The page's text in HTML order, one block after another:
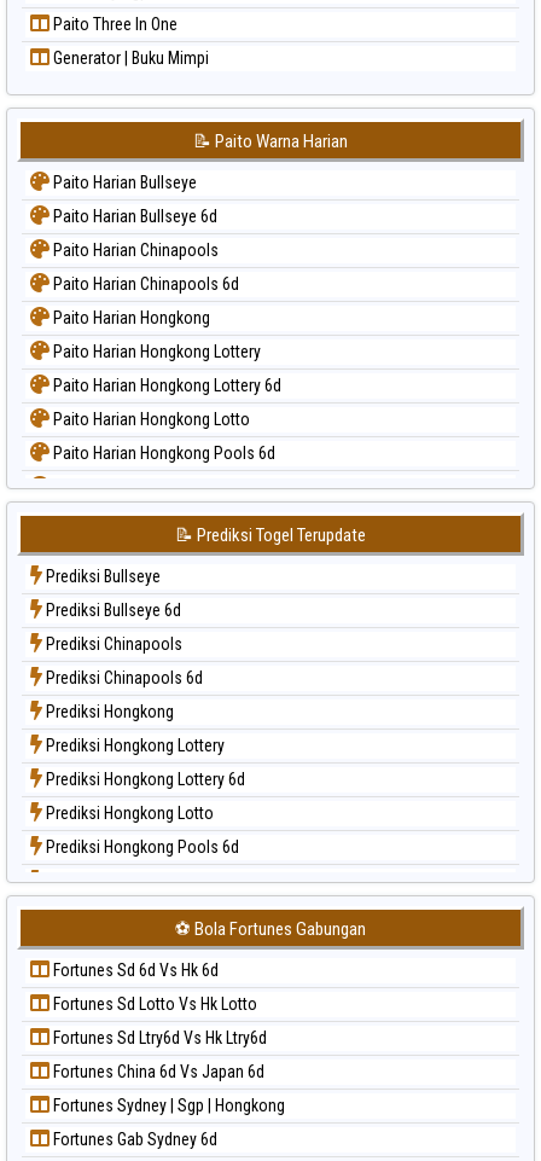
Paito Three In One
Generator | Buku Mimpi
📝 Paito Warna Harian
Paito Harian Bullseye
Paito Harian Bullseye 6d
Paito Harian Chinapools
Paito Harian Chinapools 6d
Paito Harian Hongkong
Paito Harian Hongkong Lottery
Paito Harian Hongkong Lottery 6d
Paito Harian Hongkong Lotto
Paito Harian Hongkong Pools 6d
Paito Harian Japan
Paito Harian Japan 6d
Paito Harian Korea
Paito Harian Kuda Lari
Paito Harian Magnum Cambodia
Paito Harian Nagoya
Paito Harian New York Midday
Paito Harian North Carolina Day
Paito Harian Pcso
Paito Harian Pennsylvania Day
Paito Harian Sao Paulo
Paito Harian Singapore
Paito Harian Sydney
Paito Harian Sydney Lottery
Paito Harian Sydney Lottery 6d
Paito Harian Sydney Lotto
Paito Harian Sydney Pools 6d
Paito Harian Taipei
Paito Harian Taiwan
📝 Prediksi Togel Terupdate
Prediksi Bullseye
Prediksi Bullseye 6d
Prediksi Chinapools
Prediksi Chinapools 6d
Prediksi Hongkong
Prediksi Hongkong Lottery
Prediksi Hongkong Lottery 6d
Prediksi Hongkong Lotto
Prediksi Hongkong Pools 6d
Prediksi Japan
Prediksi Japan 6d
Prediksi Korea
Prediksi Kuda Lari
Prediksi Magnum Cambodia
Prediksi Nagoya
Prediksi North Carolina Day
Prediksi Pcso
Prediksi Sao Paulo
⚽ Bola Fortunes Gabungan
Fortunes Sd 6d Vs Hk 6d
Fortunes Sd Lotto Vs Hk Lotto
Fortunes Sd Ltry6d Vs Hk Ltry6d
Fortunes China 6d Vs Japan 6d
Fortunes Sydney | Sgp | Hongkong
Fortunes Gab Sydney 6d